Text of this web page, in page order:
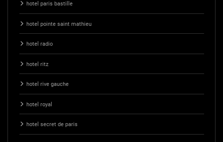
hotel paris bastille
hotel pointe saint mathieu
hotel radio
hotel ritz
hotel rive gauche
hotel royal
hotel secret de paris